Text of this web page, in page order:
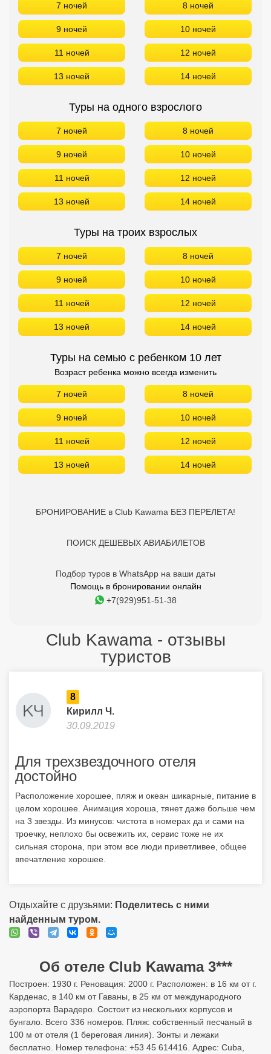
7 ночей 8 ночей
9 ночей 10 ночей
11 ночей 12 ночей
13 ночей 14 ночей
Туры на одного взрослого
7 ночей 8 ночей
9 ночей 10 ночей
11 ночей 12 ночей
13 ночей 14 ночей
Туры на троих взрослых
7 ночей 8 ночей
9 ночей 10 ночей
11 ночей 12 ночей
13 ночей 14 ночей
Туры на семью с ребенком 10 лет
Возраст ребенка можно всегда изменить
7 ночей 8 ночей
9 ночей 10 ночей
11 ночей 12 ночей
13 ночей 14 ночей
БРОНИРОВАНИЕ в Club Kawama БЕЗ ПЕРЕЛЕТА!
ПОИСК ДЕШЕВЫХ АВИАБИЛЕТОВ
Подбор туров в WhatsApp на ваши даты
Помощь в бронировании онлайн
+7(929)951-51-38
Club Kawama - отзывы
туристов
8
Кирилл Ч.
30.09.2019
Для трехзвездочного отеля
достойно
Расположение хорошее, пляж и океан шикарные, питание в
целом хорошее. Анимация хороша, тянет даже больше чем
на 3 звезды. Из минусов: чистота в номерах да и сами на
троечку, неплохо бы освежить их, сервис тоже не их
сильная сторона, при этом все люди приветливее, общее
впечатление хорошее.
Отдыхайте с друзьями: Поделитесь с ними
найденным туром.
Об отеле Club Kawama 3***
Построен: 1930 г. Реновация: 2000 г. Расположен: в 16 км от г.
Карденас, в 140 км от Гаваны, в 25 км от международного
аэропорта Варадеро. Состоит из нескольких корпусов и
бунгало. Всего 336 номеров. Пляж: собственный песчаный в
100 м от отеля (1 береговая линия). Зонты и лежаки
бесплатно. Номер телефона: +53 45 614416. Адрес: Cuba,
Экскурсионные туры
VIP отели 5 звезд
ТОП 10 лучших отелей 5*
Лучшие отели 4* звезды
Недорогие отели 4*
звезды
Лучшие отели 3* звезды
Сетевые отели Турции
Сетевые отели Египта
Сетевые отели ОАЭ
Сетевые отели Таиланда
Сетевые отели Шри Ланки
Сетевые отели Вьетнама
Сетевые отели Мальдив
Сетевые отели Бали
Сетевые отели Маврикия